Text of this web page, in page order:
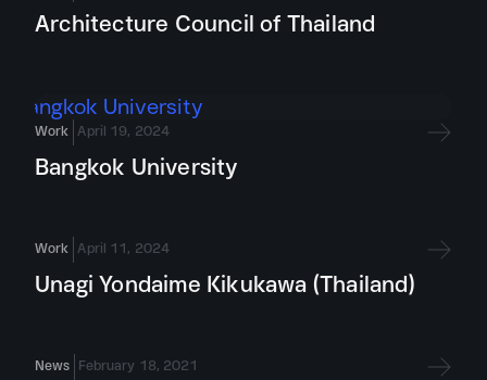
Architecture Council of Thailand
Work April 19, 2024
Bangkok University
Work April 11, 2024
Unagi Yondaime Kikukawa (Thailand)
News February 18, 2021